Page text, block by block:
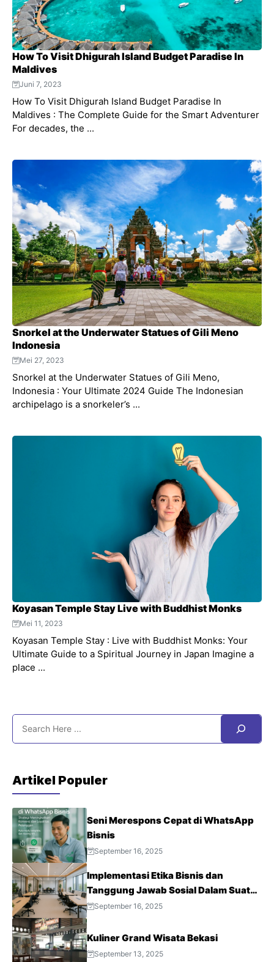
How To Visit Dhigurah Island Budget Paradise In
Maldives
Juni 7, 2023
How To Visit Dhigurah Island Budget Paradise In
Maldives : The Complete Guide for the Smart Adventurer
For decades, the ...
Snorkel at the Underwater Statues of Gili Meno
Indonesia
Mei 27, 2023
Snorkel at the Underwater Statues of Gili Meno,
Indonesia : Your Ultimate 2024 Guide The Indonesian
archipelago is a snorkeler’s ...
Koyasan Temple Stay Live with Buddhist Monks
Mei 11, 2023
Koyasan Temple Stay : Live with Buddhist Monks: Your
Ultimate Guide to a Spiritual Journey in Japan Imagine a
place ...
Search
Artikel Populer
Seni Merespons Cepat di WhatsApp
Bisnis
September 16, 2025
Implementasi Etika Bisnis dan
Tanggung Jawab Sosial Dalam Suatu
Perusahaan
September 16, 2025
Kuliner Grand Wisata Bekasi
September 13, 2025